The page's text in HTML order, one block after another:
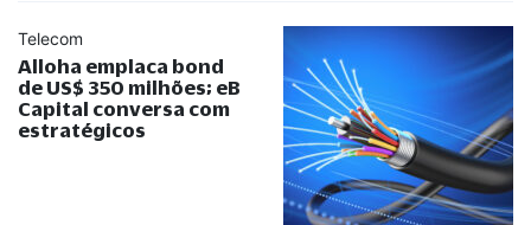
Telecom
Alloha emplaca bond
de US$ 350 milhões; eB
Capital conversa com
estratégicos